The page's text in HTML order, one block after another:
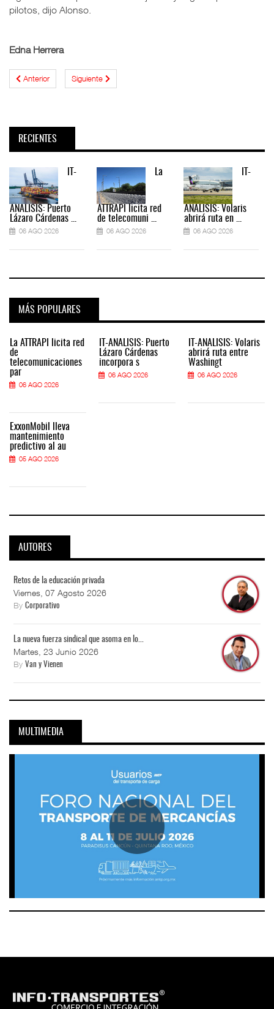
pilotos, dijo Alonso.
Edna Herrera
Anterior Siguiente
RECIENTES
IT-
ANÁLISIS: Puerto
Lázaro Cárdenas ...
06 AGO 2026
La
ATTRAPI licita red
de telecomuni ...
06 AGO 2026
IT-
ANÁLISIS: Volaris
abrirá ruta en ...
06 AGO 2026
MÁS POPULARES
La ATTRAPI licita red
de
telecomunicaciones
par
06 AGO 2026
ExxonMobil lleva
mantenimiento
predictivo al au
05 AGO 2026
IT-ANÁLISIS: Puerto
Lázaro Cárdenas
incorpora s
06 AGO 2026
IT-ANÁLISIS: Volaris
abrirá ruta entre
Washingt
06 AGO 2026
AUTORES
Retos de la educación privada
Viernes, 07 Agosto 2026
By Corporativo
La nueva fuerza sindical que asoma en lo...
Martes, 23 Junio 2026
By Van y Vienen
MULTIMEDIA